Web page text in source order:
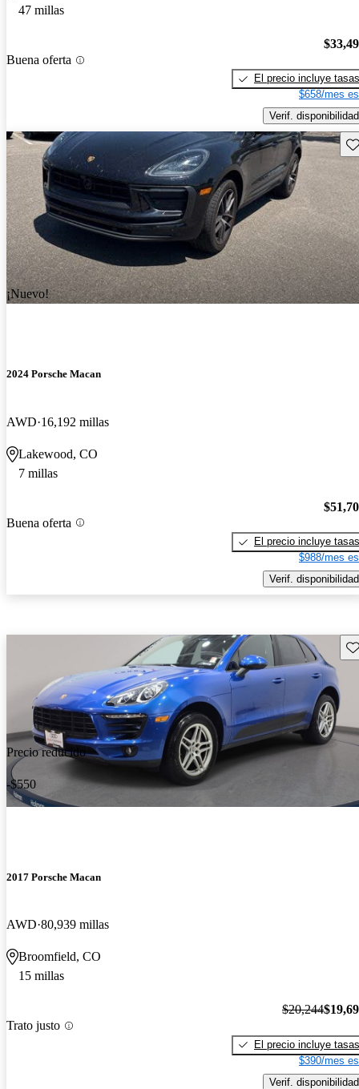
47 millas
Buena oferta
El precio incluye tasas
$658/mes
Verif. disponibilidad
¡Nuevo!
2024 Porsche Macan
AWD 16,192 millas
Lakewood, CO
7 millas
Buena oferta
El precio incluye tasas
$988/mes
Verif. disponibilidad
Precio reducido
-$550
2017 Porsche Macan
AWD 80,939 millas
Broomfield, CO
15 millas
Trato justo
$20,244
El precio incluye tasas
$390/mes
Verif. disponibilidad